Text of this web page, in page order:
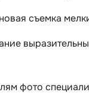
съемка
фото